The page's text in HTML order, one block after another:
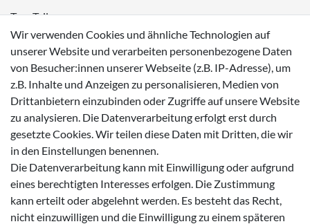
Tom Tailor
Zahlungsmöglichkeiten
Versanddienstleister
Wir verwenden Cookies und ähnliche Technologien auf
unserer Website und verarbeiten personenbezogene Daten
von Besucher:innen unserer Webseite (z.B. IP-Adresse), um
z.B. Inhalte und Anzeigen zu personalisieren, Medien von
Drittanbietern einzubinden oder Zugriffe auf unsere Website
zu analysieren. Die Datenverarbeitung erfolgt erst durch
gesetzte Cookies. Wir teilen diese Daten mit Dritten, die wir
in den Einstellungen benennen.
Die Datenverarbeitung kann mit Einwilligung oder aufgrund
eines berechtigten Interesses erfolgen. Die Zustimmung
kann erteilt oder abgelehnt werden. Es besteht das Recht,
nicht einzuwilligen und die Einwilligung zu einem späteren